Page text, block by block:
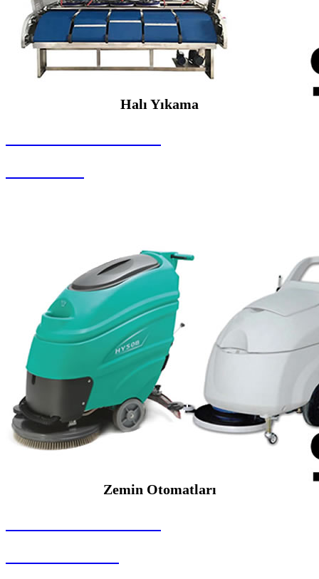
Halı Yıkama
Zemin Otomatları